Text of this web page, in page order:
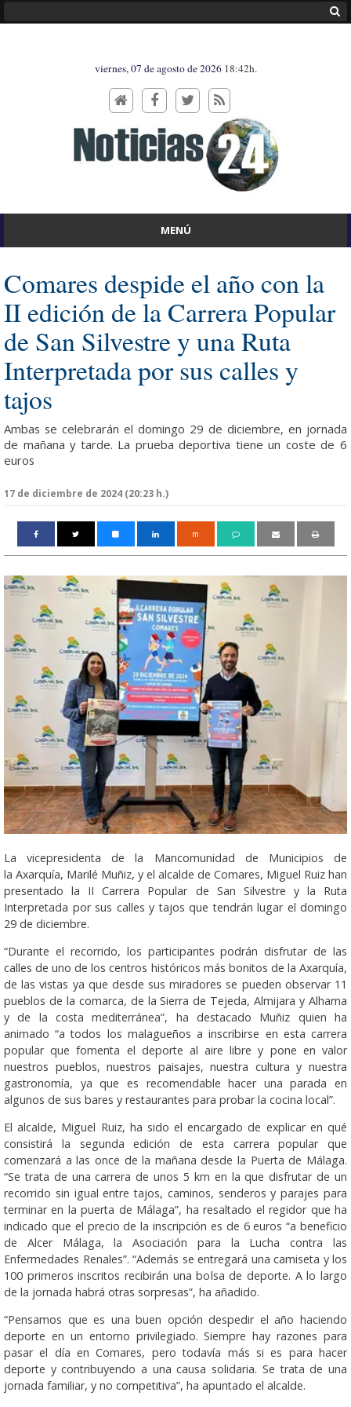
viernes, 07 de agosto de 2026 18:42h.
MENÚ
Comares despide el año con la
II edición de la Carrera Popular
de San Silvestre y una Ruta
Interpretada por sus calles y
tajos
Ambas se celebrarán el domingo 29 de diciembre, en jornada
de mañana y tarde. La prueba deportiva tiene un coste de 6
euros
17 de diciembre de 2024 (20:23 h.)
m
La vicepresidenta de la Mancomunidad de Municipios de
la Axarquía, Marilé Muñiz, y el alcalde de Comares, Miguel Ruiz han
presentado la II Carrera Popular de San Silvestre y la Ruta
Interpretada por sus calles y tajos que tendrán lugar el domingo
29 de diciembre.
“Durante el recorrido, los participantes podrán disfrutar de las
calles de uno de los centros históricos más bonitos de la Axarquía,
de las vistas ya que desde sus miradores se pueden observar 11
pueblos de la comarca, de la Sierra de Tejeda, Almijara y Alhama
y de la costa mediterránea”, ha destacado Muñiz quien ha
animado “a todos los malagueños a inscribirse en esta carrera
popular que fomenta el deporte al aire libre y pone en valor
nuestros pueblos, nuestros paisajes, nuestra cultura y nuestra
gastronomía, ya que es recomendable hacer una parada en
algunos de sus bares y restaurantes para probar la cocina local”.
El alcalde, Miguel Ruiz, ha sido el encargado de explicar en qué
consistirá la segunda edición de esta carrera popular que
comenzará a las once de la mañana desde la Puerta de Málaga.
“Se trata de una carrera de unos 5 km en la que disfrutar de un
recorrido sin igual entre tajos, caminos, senderos y parajes para
terminar en la puerta de Málaga”, ha resaltado el regidor que ha
indicado que el precio de la inscripción es de 6 euros “a beneficio
de Alcer Málaga, la Asociación para la Lucha contra las
Enfermedades Renales”. “Además se entregará una camiseta y los
100 primeros inscritos recibirán una bolsa de deporte. A lo largo
de la jornada habrá otras sorpresas”, ha añadido.
“Pensamos que es una buen opción despedir el año haciendo
deporte en un entorno privilegiado. Siempre hay razones para
pasar el día en Comares, pero todavía más si es para hacer
deporte y contribuyendo a una causa solidaria. Se trata de una
jornada familiar, y no competitiva”, ha apuntado el alcalde.